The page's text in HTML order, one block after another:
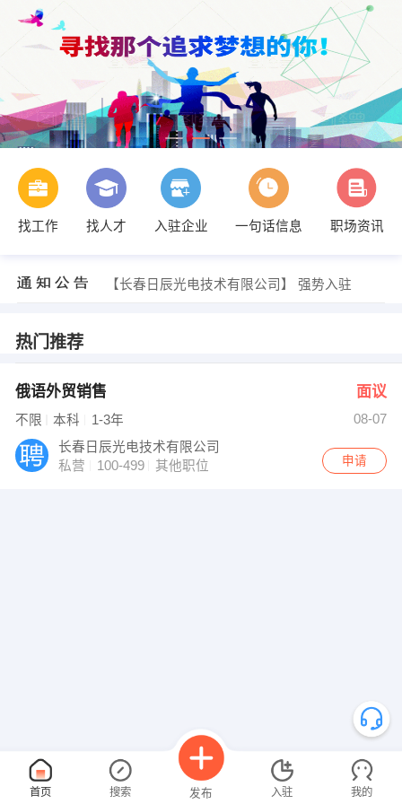
找工作 找人才 入驻企业 一句话信息
职场资讯
【长春日辰光电技术有限公司】 强势入驻
热门推荐
俄语外贸销售 面议
不限 本科 1-3年
08-07
长春日辰光电技术有限公司
私营
100-499 其他职位 申请
首页 搜索 发布 入驻 我的